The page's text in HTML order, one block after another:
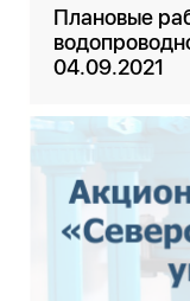
Плановые
04.09.2021